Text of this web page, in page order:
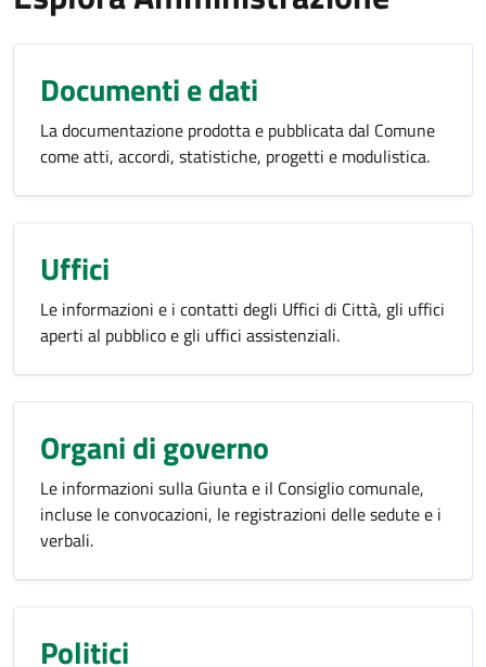
Documenti e dati
La documentazione prodotta e pubblicata dal Comune
come atti, accordi, statistiche, progetti e modulistica.
Uffici
Le informazioni e i contatti degli Uffici di Città, gli uffici
aperti al pubblico e gli uffici assistenziali.
Organi di governo
Le informazioni sulla Giunta e il Consiglio comunale,
incluse le convocazioni, le registrazioni delle sedute e i
verbali.
Politici